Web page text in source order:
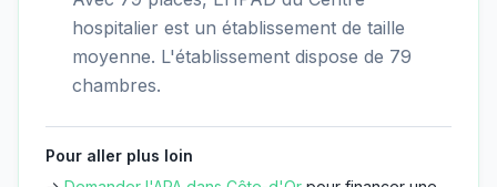
hospitalier est un établissement de taille
moyenne. L'établissement dispose de 79
chambres.
Pour aller plus loin